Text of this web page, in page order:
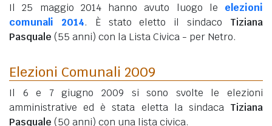
Il 25 maggio 2014 hanno avuto luogo le elezioni
comunali 2014. È stato eletto il sindaco Tiziana
Pasquale (55 anni) con la Lista Civica - per Netro.
Elezioni Comunali 2009
Il 6 e 7 giugno 2009 si sono svolte le elezioni
amministrative ed è stata eletta la sindaca Tiziana
Pasquale (50 anni) con una lista civica.